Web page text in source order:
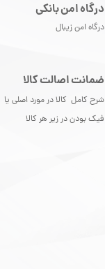
درگاه امن بانکی
درگاه امن زیبال
ضمانت اصالت کالا
شرح کامل کالا در مورد اصلی یا
فیک بودن در زیر هر کالا